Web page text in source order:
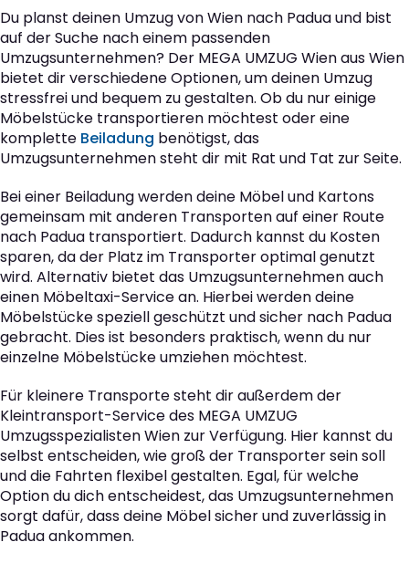
Du planst deinen Umzug von Wien nach Padua und bist
auf der Suche nach einem passenden
Umzugsunternehmen? Der MEGA UMZUG Wien aus Wien
bietet dir verschiedene Optionen, um deinen Umzug
stressfrei und bequem zu gestalten. Ob du nur einige
Möbelstücke transportieren möchtest oder eine
komplette Beiladung benötigst, das
Umzugsunternehmen steht dir mit Rat und Tat zur Seite.
Bei einer Beiladung werden deine Möbel und Kartons
gemeinsam mit anderen Transporten auf einer Route
nach Padua transportiert. Dadurch kannst du Kosten
sparen, da der Platz im Transporter optimal genutzt
wird. Alternativ bietet das Umzugsunternehmen auch
einen Möbeltaxi-Service an. Hierbei werden deine
Möbelstücke speziell geschützt und sicher nach Padua
gebracht. Dies ist besonders praktisch, wenn du nur
einzelne Möbelstücke umziehen möchtest.
Für kleinere Transporte steht dir außerdem der
Kleintransport-Service des MEGA UMZUG
Umzugsspezialisten Wien zur Verfügung. Hier kannst du
selbst entscheiden, wie groß der Transporter sein soll
und die Fahrten flexibel gestalten. Egal, für welche
Option du dich entscheidest, das Umzugsunternehmen
sorgt dafür, dass deine Möbel sicher und zuverlässig in
Padua ankommen.